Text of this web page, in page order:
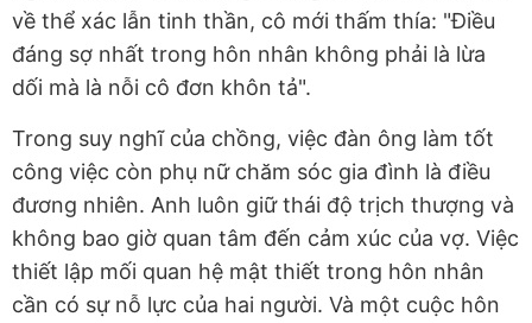
về thể xác lẫn tinh thần, cô mới thấm thía: "Điều
đáng sợ nhất trong hôn nhân không phải là lừa
dối mà là nỗi cô đơn khôn tả".
Trong suy nghĩ của chồng, việc đàn ông làm tốt
công việc còn phụ nữ chăm sóc gia đình là điều
đương nhiên. Anh luôn giữ thái độ trịch thượng và
không bao giờ quan tâm đến cảm xúc của vợ. Việc
thiết lập mối quan hệ mật thiết trong hôn nhân
cần có sự nỗ lực của hai người. Và một cuộc hôn